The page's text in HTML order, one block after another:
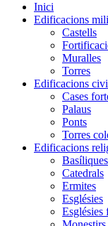
Inici
Edificacions
Castells
Muralles
Torres
Edificacions
Cases
Palaus
Ponts
Torres
Edificacions
Basíliques
Catedrals
Ermites
Esglésies
Esglésies